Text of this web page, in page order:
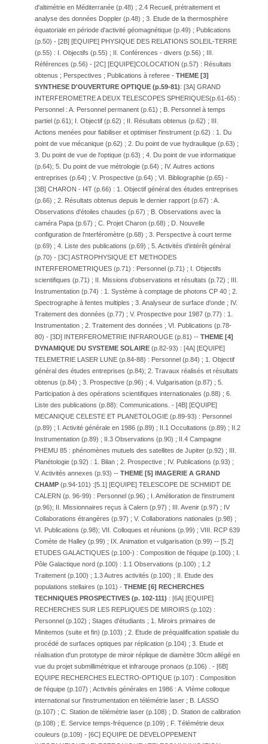
d'altimétrie en Méditerranée (p.48) ; 2.4 Recueil, prétraitement et
analyse des données Doppler (p.48) ; 3. Etude de la thermosphère
équatoriale en période d'activité géomagnétique (p.49) ; Publications
(p.50) - [2B] [EQUIPE] PHYSIQUE DES RELATIONS SOLEIL-TERRE
(p.55) : I. Objectifs (p.55) ; II. Conférences - divers (p.56) ; III.
Références (p.56) - [2C] [EQUIPE]COLOCATION (p.57) : Résultats
obtenus ; Perspectives ; Publications à referee - THEME [3]
SYNTHESE D'OUVERTURE OPTIQUE (p.59-81): [3A] GRAND
INTERFEROMETRE A DEUX TELESCOPES SPHERIQUES(p.61-65) :
Personnel : A. Personnel permanent (p.61) ; B. Personnel à temps
partiel (p.61); I. Objectif (p.62) ; II. Résultats obtenus (p.62) ; III.
Actions menées pour fiabiliser et optimiser l'instrument (p.62) : 1. Du
point de vue mécanique (p.62) ; 2. Du point de vue hydraulique (p.63) ;
3. Du point de vue de l'optique (p.63) ; 4. Du point de vue informatique
(p.64); 5. Du point de vue métrologie (p.64) ; IV. Autres actions
entreprises (p.64) ; V. Prospective (p.64) ; VI. Bibliographie (p.65) -
[3B] CHARON - I4T (p.66) : 1. Objectif général des études entreprises
(p.66) ; 2. Résultats obtenus depuis le dernier rapport (p.67) : A.
Observations d'étoiles chaudes (p.67) ; B. Observations avec la
caméra Papa (p.67) ; C. Projet Charon (p.68) ; D. Nouvelle
configuration de l'nterféromètre (p.68) ; 3. Perspective à court terme
(p.69) ; 4. Liste des publications (p.69) ; 5. Activités d'intérêt général
(p.70) - [3C] ASTROPHYSIQUE ET METHODES
INTERFEROMETRIQUES (p.71) : Personnel (p.71) ; I. Objectifs
scientifiques (p.71) ; II. Missions d'observations et résultats (p.72) ; III.
Instrumentation (p.74) : 1. Système à comptage de photons CP 40 ; 2.
Spectrographe à fentes multiples ; 3. Analyseur de surface d'onde ; IV.
Traitement des données (p.77) ; V. Prospective pour 1987 (p.77) : 1.
Instrumentation ; 2. Traitement des données ; VI. Publications (p.78-
80) - [3D] INTERFEROMETRIE INFRAROUGE (p.81) -- THEME [4]
DYNAMIQUE DU SYSTEME SOLAIRE (p.82-93) : [4A] [EQUIPE]
TELEMETRIE LASER LUNE (p.84-88) : Personnel (p.84) ; 1. Objectif
général des études entreprises (p.84); 2. Travaux réalisés et résultats
obtenus (p.84) ; 3. Prospective (p.96) ; 4. Vulgarisation (p.87) ; 5.
Participation à des opérations scientifiques internationales (p.88) ; 6.
Liste des publications (p.88): Communications. - [4B] [EQUIPE]
MECANIQUE CELESTE ET PLANETOLOGIE (p.89-93) : Personnel
(p.89) ; I. Activité générale en 1986 (p.89) ; II.1 Occultations (p.89) ; II.2
Instrumentation (p.89) ; II.3 Observations (p.90) ; II.4 Campagne
PHEMU 85 : phénomènes mutuels des satellites de Jupiter (p.92) ; III.
Planétologie (p.92) : 1. Bilan ; 2. Prospective ; IV. Publications (p.93) ;
V. Activités annexes (p.93) -- THEME [5] IMAGERIE A GRAND
CHAMP (p.94-101) :[5.1] [EQUIPE] TELESCOPE DE SCHMIDT DE
CALERN (p. 96-99) : Personnel (p.96) ; I. Amélioration de l'instrument
(p.96); II. Missionnaires reçus à Calern (p.97) ; III. Avenir (p.97) ; IV
Collaborations étrangères (p.97) ; V. Collaborations nationales (p.98) ;
VI. Publications (p.98); VII. Colloques et réunions (p.99) ; VIII. RCP 639
Comète de Halley (p.99) ; IX. Animation et vulgarisation (p.99) -- [5.2]
ETUDES GALACTIQUES (p.100-) : Composition de l'équipe (p.100) ; I.
Pôle Galactique nord (p.100) : 1.1 Observations (p.100) ; 1.2
Traitement (p.100) ; 1.3 Autres activités (p.100) ; II. Etude des
populations stellaires (p.101) - THEME [6] RECHERCHES
TECHNIQUES PROSPECTIVES (p. 102-111) : [6A] [EQUIPE]
RECHERCHES SUR LES REPLIQUES DE MIROIRS (p.102) :
Personnel (p.102) ; Stages d'étudiants ; 1. Miroirs primaires de
Minitemos (suite et fin) (p.103) ; 2. Etude de préqualification spatiale du
procédé de surfaces optiques par réplication (p.104) ; 3. Etude et
réalisation d'un prototype de miroir réplique de diamètre 30cm allégé en
vue du projet submillimétrique et infrarouge pronaos (p.106) . - [6B]
EQUIPE RECHERCHES ELECTRO-OPTIQUE (p.107) : Composition
de l'équipe (p.107) ; Activités générales en 1986 : A. VIème colloque
international sur l'instrumentation en télémétrie laser ; B. LASSO
(p.107) ; C. Station de télémétrie laser (p.108) ; D. Station de calibration
(p.108) ; E. Service temps-fréquence (p.109) ; F. Télémétrie deux
couleurs (p.109) - [6C] EQUIPE DE DEVELOPPEMENT